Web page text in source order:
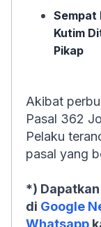
Sempat
Kutim
Pikap
Akibat
Pasal 362
Pelaku
pasal yang
*)
di Google
Whatsapp